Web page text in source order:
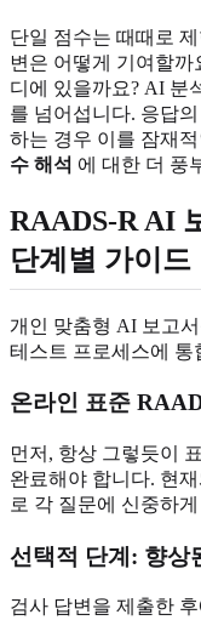
단일 점수는 때때로
변은 어떻게 기여할까
디에 있을까요? AI 분
를 넘어섭니다. 응답
하는 경우 이를 잠재
수 해석 에 대한 더 풍
RAADS-R AI
단계별 가이드
개인 맞춤형 AI 보고
테스트 프로세스에 통
온라인 표준
먼저, 항상 그렇듯이
완료해야 합니다. 현
로 각 질문에 신중하
선택적 단계: 향상
검사 답변을 제출한